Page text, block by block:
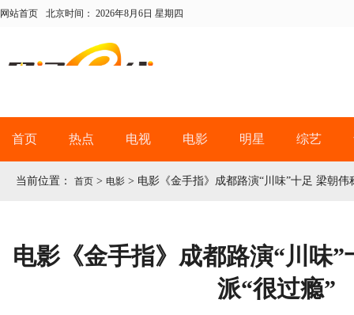
网站首页 北京时间： 2026年8月6日 星期四
首页 热点 电视 电影 明星 综艺
当前位置： 首页 > 电影 > 电影《金手指》成都路演“川味”十足 梁朝伟
电影《金手指》成都路演“川味
派“很过瘾”